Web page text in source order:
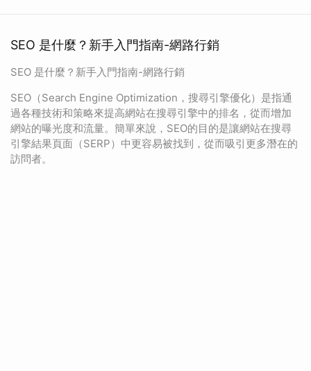
SEO 是什麼？新手入門指南-網路行銷
SEO 是什麼？新手入門指南-網路行銷
SEO（Search Engine Optimization，搜尋引擎優化）是指通
過各種技術和策略來提高網站在搜尋引擎中的排名，從而增加
網站的曝光度和流量。簡單來說，SEO的目的是讓網站在搜尋
引擎結果頁面（SERP）中更容易被找到，從而吸引更多潛在的
訪問者。